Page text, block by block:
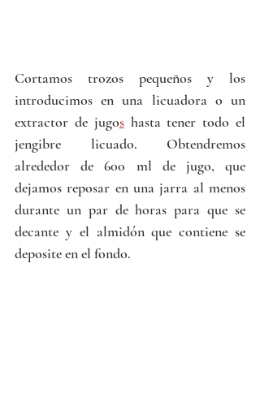
Cortamos trozos pequeños y los
introducimos en una licuadora o un
extractor de jugos hasta tener todo el
jengibre licuado. Obtendremos
alrededor de 600 ml de jugo, que
dejamos reposar en una jarra al menos
durante un par de horas para que se
decante y el almidón que contiene se
deposite en el fondo.